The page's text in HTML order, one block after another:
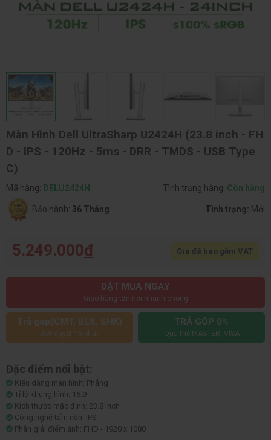
Màn Hình Dell UltraSharp U2424H (23.8 inch - FH
D - IPS - 120Hz - 5ms - DRR - TMDS - USB Type
C)
Mã hàng: DELU2424H Tình trạng hàng: Còn hàng
Bảo hành: 36 Tháng Tình trạng: Mới
5.249.000đ Giá đã bao gồm VAT
ĐẶT MUA NGAY
Giao hàng tận nơi nhanh chóng
Trả góp(CMT, BLX, SHK)
Xét duyệt 15 phút
TRẢ GÓP 0%
Qua thẻ MASTER, VISA
Đặc điểm nổi bật:
Kiểu dáng màn hình: Phẳng
Tỉ lệ khung hình: 16:9
Kích thước mặc định: 23.8 inch
Công nghệ tấm nền: IPS
Phân giải điểm ảnh: FHD - 1920 x 1080